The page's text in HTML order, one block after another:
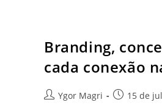
Branding,
cada conexão
Ygor Magri 15 de